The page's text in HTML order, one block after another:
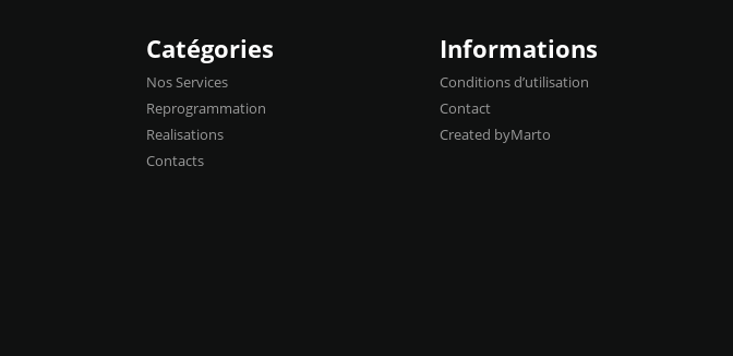
Catégories
Nos Services
Reprogrammation
Realisations
Contacts
Informations
Conditions d’utilisation
Contact
Created byMarto